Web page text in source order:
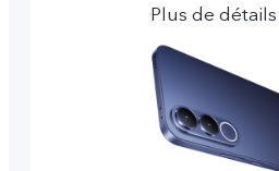
Plus de détails